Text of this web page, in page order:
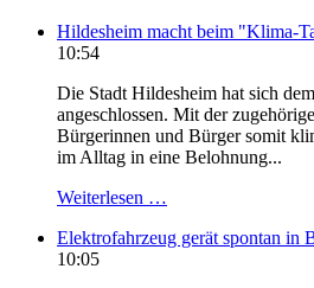
Hildesheim macht beim "Klima-
10:54
Die Stadt Hildesheim hat sich
angeschlossen. Mit der
Bürgerinnen und Bürger somit
im Alltag in eine Belohnung...
Weiterlesen …
Elektrofahrzeug gerät spontan in
10:05